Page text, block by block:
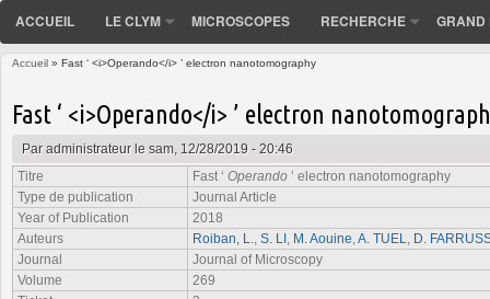
ACCUEIL LE CLYM MICROSCOPES RECHERCHE GRAND
Accueil » Fast ‘ <i>Operando</i> ’ electron nanotomography
Fast ‘ <i>Operando</i> ’ electron
Paradministrateurle sam, 12/28/2019 - 20:46
Titre
Fast ‘ Operando ’ electron nanotomography
Type de publication
Journal Article
Year of Publication
2018
Auteurs
Roiban, L. S. LI M. Aouine A. TUEL
D.
Journal
Journal of Microscopy
Volume
269